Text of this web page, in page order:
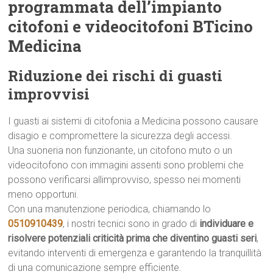
programmata dell’impianto
citofoni e videocitofoni BTicino
Medicina
Riduzione dei rischi di guasti
improvvisi
I guasti ai sistemi di citofonia a Medicina possono causare
disagio e compromettere la sicurezza degli accessi.
Una suoneria non funzionante, un citofono muto o un
videocitofono con immagini assenti sono problemi che
possono verificarsi allimprovviso, spesso nei momenti
meno opportuni.
Con una manutenzione periodica, chiamando lo
0510910439, i nostri tecnici sono in grado di individuare e
risolvere potenziali criticità prima che diventino guasti seri,
evitando interventi di emergenza e garantendo la tranquillità
di una comunicazione sempre efficiente.